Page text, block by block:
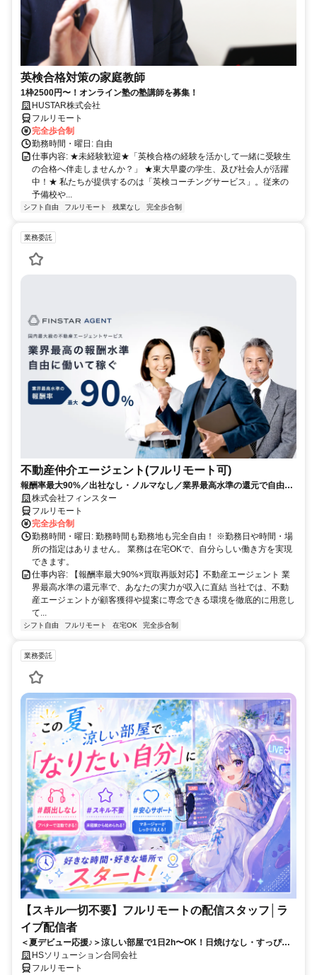
英検合格対策の家庭教師
1枠2500円〜！オンライン塾の塾講師を募集！
HUSTAR株式会社
フルリモート
完全歩合制
勤務時間・曜日: 自由
仕事内容: ★未経験歓迎★「英検合格の経験を活かして一緒に受験生
の合格へ伴走しませんか？」 ★東大早慶の学生、及び社会人が活躍
中！★ 私たちが提供するのは「英検コーチングサービス」。従来の
予備校や...
シフト自由 フルリモート 残業なし 完全歩合制
業務委託
不動産仲介エージェント(フルリモート可)
報酬率最大90%／出社なし・ノルマなし／業界最高水準の還元で自由に
稼ぐ株式会社フィンスター
フルリモート
完全歩合制
勤務時間・曜日: 勤務時間も勤務地も完全自由！ ※勤務日や時間・場
所の指定はありません。 業務は在宅OKで、自分らしい働き方を実現
できます。
仕事内容: 【報酬率最大90%×買取再販対応】不動産エージェント 業
界最高水準の還元率で、あなたの実力が収入に直結 当社では、不動
産エージェントが顧客獲得や提案に専念できる環境を徹底的に用意し
て...
シフト自由 フルリモート 在宅OK 完全歩合制
業務委託
【スキル一切不要】フルリモートの配信スタッフ│ラ
イブ配信者
＜夏デビュー応援♪＞涼しい部屋で1日2h〜OK！日焼けなし・すっぴん
OK！夏休みやシルバーウィークの空き時間で始めるアバター配信者！完
全在宅│未経験から学べる◎
HSソリューション合同会社
フルリモート